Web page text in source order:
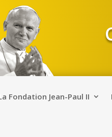
Fondation Jean-Paul II